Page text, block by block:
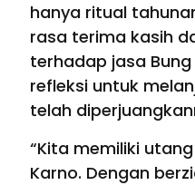
hanya ritual
rasa terima kasih
terhadap jasa
refleksi untuk
telah
“Kita memiliki
Karno. Dengan